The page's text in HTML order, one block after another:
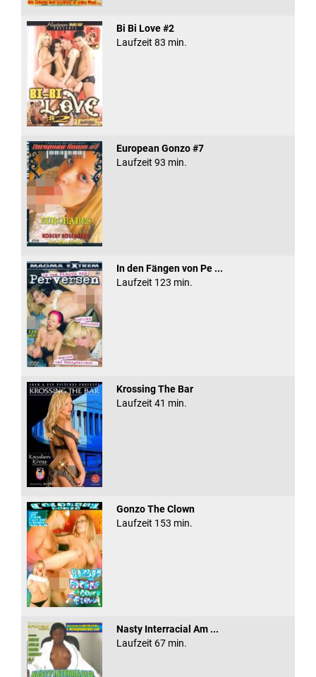
Bi Bi Love #2
Laufzeit 83 min.
European Gonzo #7
Laufzeit 93 min.
In den Fängen von Pe ...
Laufzeit 123 min.
Krossing The Bar
Laufzeit 41 min.
Gonzo The Clown
Laufzeit 153 min.
Nasty Interracial Am ...
Laufzeit 67 min.